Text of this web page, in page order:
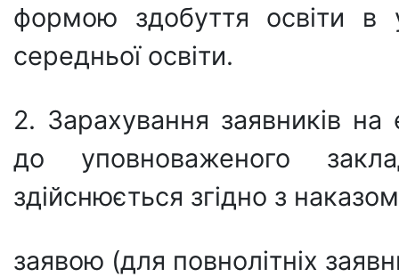
формою здобуття освіти в
середньої освіти.
2. Зарахування заявників
до уповноваженого
здійснюється згідно з
заявою (для повнолітніх